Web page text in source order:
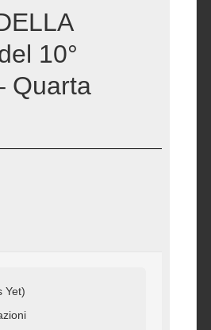
10°
Quarta
Yet)